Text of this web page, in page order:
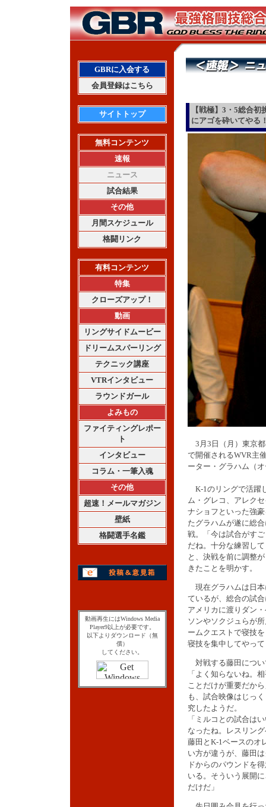
GBRに入会する
会員登録はこちら
サイトトップ
無料コンテンツ
速報
ニュース
試合結果
その他
月間スケジュール
格闘リンク
有料コンテンツ
特集
クローズアップ！
動画
リングサイドムービー
ドリームスパーリング
テクニック講座
VTRインタビュー
ラウンドガール
よみもの
ファイティングレポー
ト
インタビュー
コラム・一筆入魂
その他
超速！メールマガジン
壁紙
格闘選手名鑑
動画再生にはWindows Media
Player9以上が必要です。
以下よりダウンロード（無
償）
してください。
【戦極】3・5総合
にアゴを砕いてやる
3月3日（月）東京都
で開催されるWVR主
ーター・グラハム（
K-1のリングで活躍
ム・グレコ、アレク
ナショフといった強
たグラハムが遂に総
戦。「今は試合がす
だね。十分な練習し
と、決戦を前に調整
きたことを明かす。
現在グラハムは日本
ているが、総合の試
アメリカに渡りダン
ソンやソクジュらが
ームクエストで寝技
寝技を集中してやっ
対戦する藤田につい
「よく知らないね。
ことだけが重要だか
も、試合映像はじっ
究したようだ。
「ミルコとの試合は
なったね。レスリン
藤田とK-1ベースのオ
い方が違うが、藤田
ドからのパウンドを
いる。そういう展開
だけだ」